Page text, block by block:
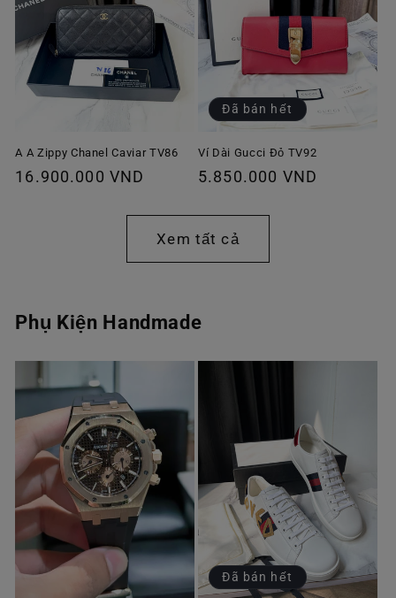
A A Zippy Chanel Caviar TV86
Giá
16.900.000 VND
Đã bán hết
Ví Dài Gucci Đỏ TV92
Giá
thường
5.850.000 VND
Xem tất cả
Phụ Kiện Handmade
Đã bán hết